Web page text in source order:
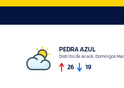
PEDRA AZUL
Distrito de Aracê, Domingos
26 19